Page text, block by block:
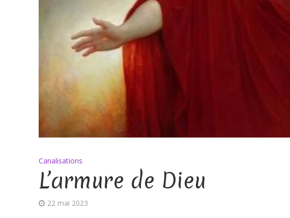
Canalisations
L’armure de Dieu
22 mai 2023